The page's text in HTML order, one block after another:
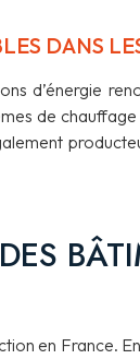
DANS
d’énergie
de
en France.